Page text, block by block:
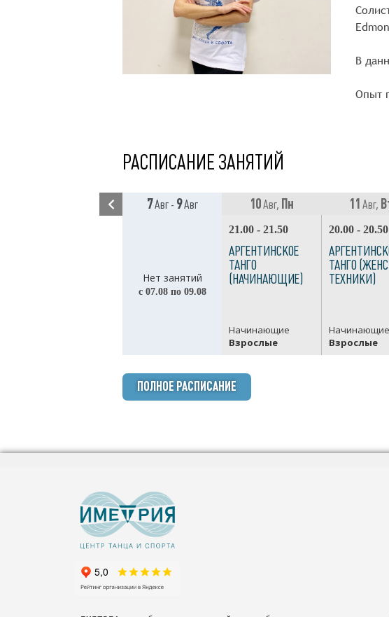
В
Опыт
РАСПИСАНИЕ ЗАНЯТИЙ
7Авг - 9Авг 10Авг, Пн 11 Авг,
Нет занятий
с 07.08 по 09.08
21.00 - 21.50
АРГЕНТИНСКОЕ
ТАНГО
(НАЧИНАЮЩИЕ)
Начинающие
Взрослые
20.00 - 20.50
ТАНГО
ТЕХНИКИ)
Начинающие
Взрослые
ПОЛНОЕ РАСПИСАНИЕ